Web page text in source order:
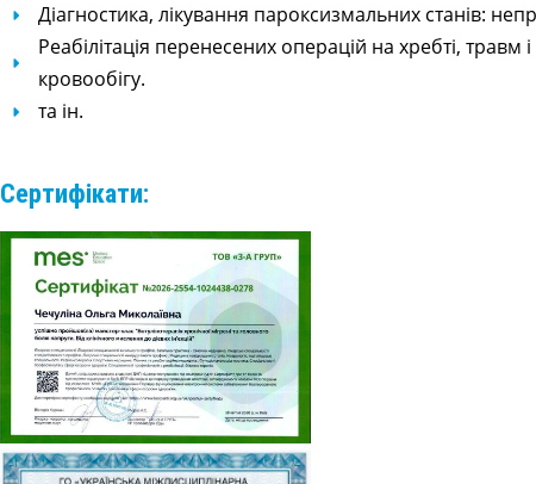
Діагностика, лікування пароксизмальних станів:
Реабілітація перенесених операцій на хребті,
кровообігу.
та ін.
Сертифікати: